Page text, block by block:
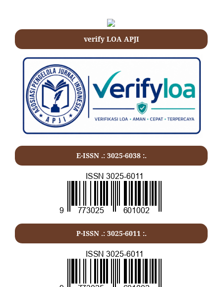
verify LOA APJI
E-ISSN .: 3025-6038 :.
P-ISSN .: 3025-6011 :.